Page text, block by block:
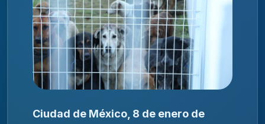
Ciudad de México, 8 de enero de